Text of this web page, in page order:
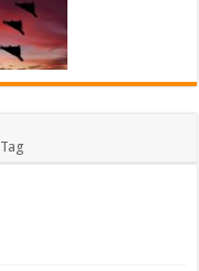
Tag